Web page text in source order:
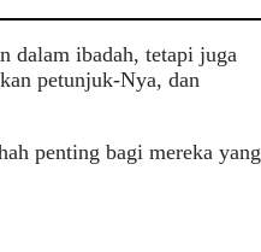
dalam ibadah, tetapi juga
petunjuk-Nya, dan
penting bagi mereka yang